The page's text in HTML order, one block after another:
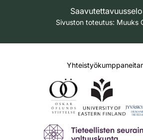
Sivuston toteutus: Muuks